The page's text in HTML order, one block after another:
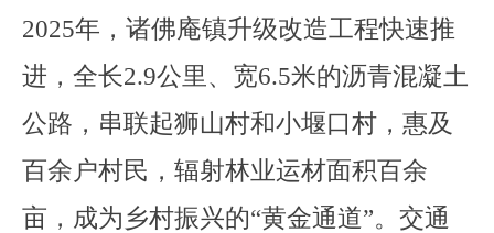
2025年，诸佛庵镇升级改造工程快速推
进 ，全长2.9公里、宽6.5米的沥青混凝土
公路，串联起狮山村和小堰口村，惠及
百余 户村民，辐射林业运材面积百余
亩，成为乡村振兴的“黄金通道”。 交通